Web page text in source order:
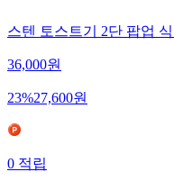
스텐 토스트기 2단 팝업
36,000원
23%27,600원
0적립